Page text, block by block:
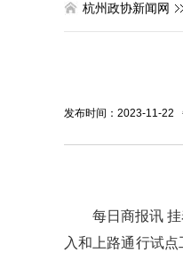
杭州政协新闻网
发布时间：2023-11-22
每日商报讯
入和上路通行试